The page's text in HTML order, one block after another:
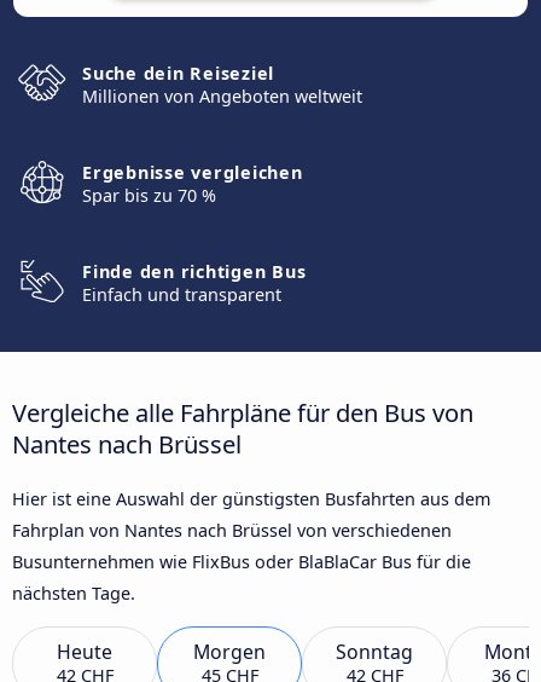
Suche dein Reiseziel
Millionen von Angeboten weltweit
Ergebnisse vergleichen
Spar bis zu 70 %
Finde den richtigen Bus
Einfach und transparent
Vergleiche alle Fahrpläne für den Bus von
Nantes nach Brüssel
Hier ist eine Auswahl der günstigsten Busfahrten aus dem
Fahrplan von Nantes nach Brüssel von verschiedenen
Busunternehmen wie FlixBus oder BlaBlaCar Bus für die
nächsten Tage.
Heute
42 CHF
Morgen
45 CHF
Sonntag
42 CHF 36